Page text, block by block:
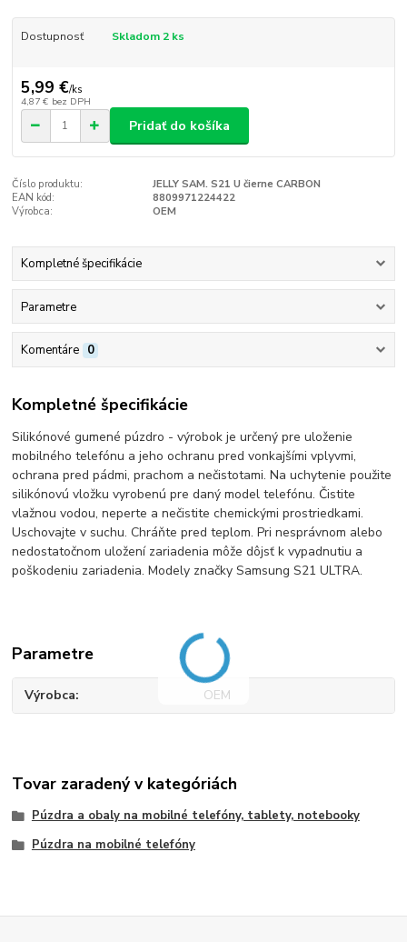
Dostupnosť Skladom 2 ks
5,99 €/ks
4,87 € bez DPH
Pridať do košíka
Číslo produktu:
JELLY SAM. S21 U čierne CARBON
EAN kód:
8809971224422
Výrobca:
OEM
Kompletné špecifikácie
Parametre
Komentáre 0
Kompletné špecifikácie
Silikónové gumené púzdro - výrobok je určený pre uloženie
mobilného telefónu a jeho ochranu pred vonkajšími vplyvmi,
ochrana pred pádmi, prachom a nečistotami. Na uchytenie použite
silikónovú vložku vyrobenú pre daný model telefónu. Čistite
vlažnou vodou, neperte a nečistite chemickými prostriedkami.
Uschovajte v suchu. Chráňte pred teplom. Pri nesprávnom alebo
nedostatočnom uložení zariadenia môže dôjsť k vypadnutiu a
poškodeniu zariadenia. Modely značky Samsung S21 ULTRA.
Parametre
Výrobca OEM
Tovar zaradený v kategóriách
Púzdra a obaly na mobilné telefóny, tablety, notebooky
Púzdra na mobilné telefóny